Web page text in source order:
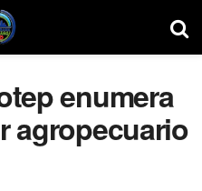
enumera
agropecuario